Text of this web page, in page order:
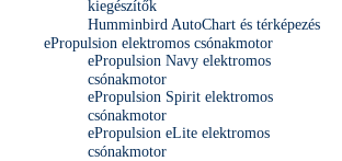
kiegészítők
Humminbird AutoChart és térképezés
ePropulsion elektromos csónakmotor
ePropulsion Navy elektromos
csónakmotor
ePropulsion Spirit elektromos
csónakmotor
ePropulsion eLite elektromos
csónakmotor